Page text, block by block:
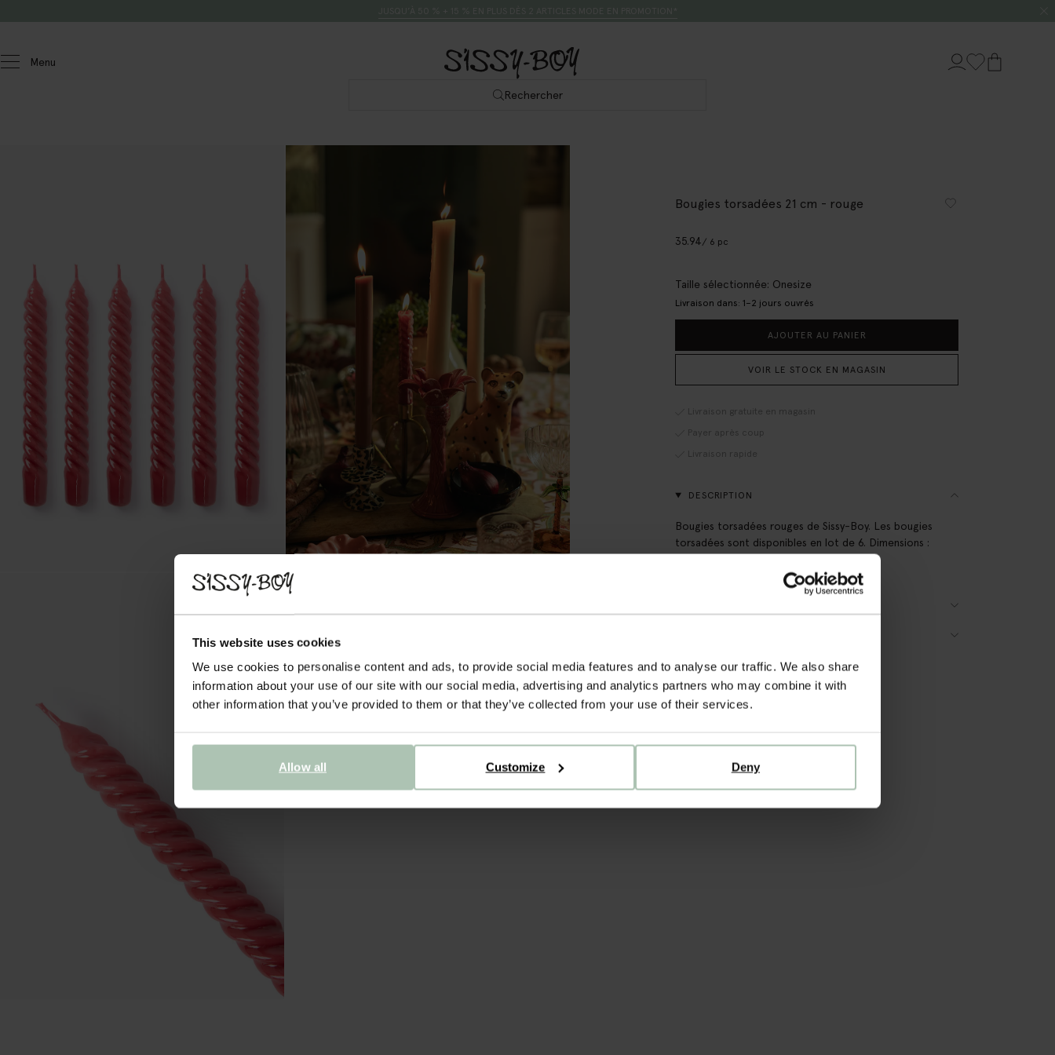
This website uses cookies
We use cookies to personalise content and ads, to provide social media features and to analyse our traffic. We also share
information about your use of our site with our social media, advertising and analytics partners who may combine it with
other information that you’ve provided to them or that they’ve collected from your use of their services.
Deny
Customize
Allow all
Menu
Rechercher
Bougies torsadées 21 cm - rouge
35.94/ 6 pc
Taille sélectionnée: Onesize
Livraison dans: 1–2 jours ouvrés
AJOUTER AU PANIER
VOIR LE STOCK EN MAGASIN
Livraison gratuite en magasin
Payer après coup
Livraison rapide
DESCRIPTION
Bougies torsadées rouges de Sissy-Boy. Les bougies
torsadées sont disponibles en lot de 6. Dimensions :